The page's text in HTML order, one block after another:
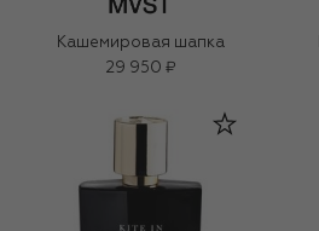
Кашемировая шапка
29 950 ₽